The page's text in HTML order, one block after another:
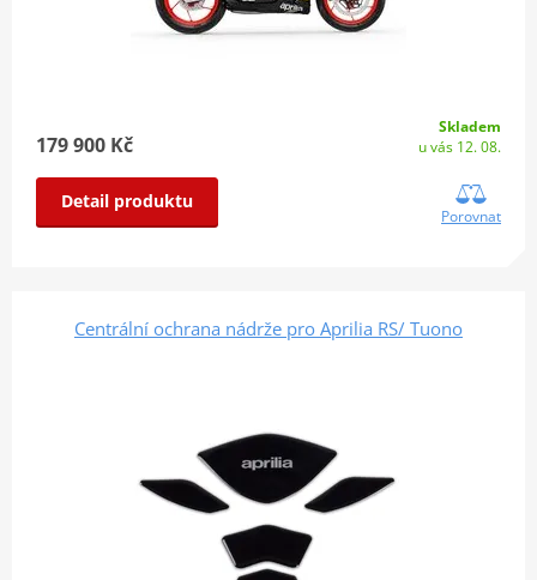
179 900 Kč
Skladem
u vás 12. 08.
Detail produktu
Porovnat
Centrální ochrana nádrže pro Aprilia RS/ Tuono